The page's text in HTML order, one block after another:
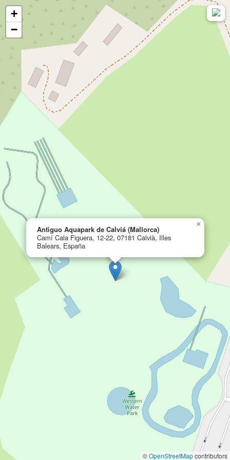
Antiguo Aquapark de Calviá (Mallorca)
Camí Cala Figuera, 12-22, 07181 Calvià, Illes
Balears, España
×
+
−
©OpenStreetMapcontributors